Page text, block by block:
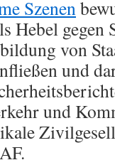
Szenen
gegen
von
und
und